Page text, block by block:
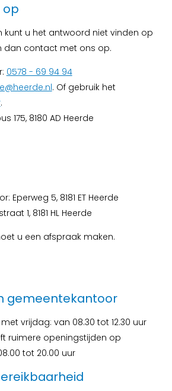
op
kunt u het antwoord niet vinden op
dan contact met ons op.
0578 - 69 94 94
. Of gebruik het
.
175, 8180 AD Heerde
Eperweg 5, 8181 ET Heerde
1, 8181 HL Heerde
u een afspraak maken.
gemeentekantoor
vrijdag: van 08.30 tot 12.30 uur
ruimere openingstijden op
tot 20.00 uur